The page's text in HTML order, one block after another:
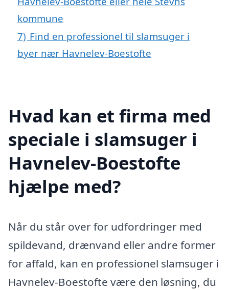
kommune
7) Find en professionel til slamsuger i
byer nær Havnelev-Boestofte
Hvad kan et firma med
speciale i slamsuger i
Havnelev-Boestofte
hjælpe med?
Når du står over for udfordringer med
spildevand, drænvand eller andre former
for affald, kan en professionel slamsuger i
Havnelev-Boestofte være den løsning, du